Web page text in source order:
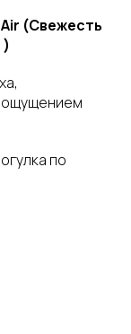
(Свежесть
ощущением
по